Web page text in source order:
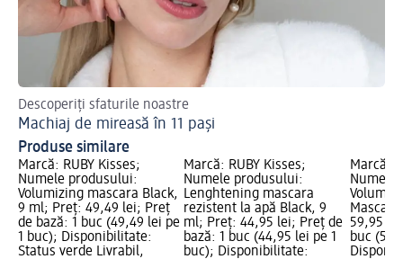
Descoperiți sfaturile noastre
Machiaj de mireasă în 11 pași
Produse similare
Marcă: RUBY Kisses;
Numele produsului:
Volumizing mascara Black,
9 ml; Preț: 49,49 lei; Preț
de bază: 1 buc (49,49 lei pe
1 buc); Disponibilitate:
Status verde Livrabil,
Marcă: RUBY Kisses;
Numele produsului:
Lenghtening mascara
rezistent la apă Black, 9
ml; Preț: 44,95 lei; Preț de
bază: 1 buc (44,95 lei pe 1
buc); Disponibilitate:
Marcă:
Numele
Volume
59,95
buc